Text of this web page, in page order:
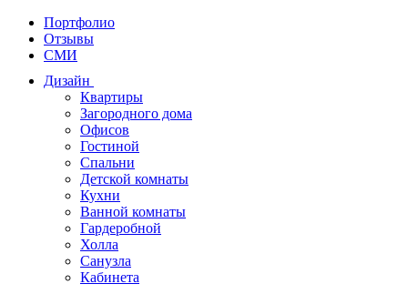
Портфолио
Отзывы
СМИ
Дизайн
Квартиры
Загородного дома
Офисов
Гостиной
Спальни
Детской комнаты
Кухни
Ванной комнаты
Гардеробной
Холла
Санузла
Кабинета